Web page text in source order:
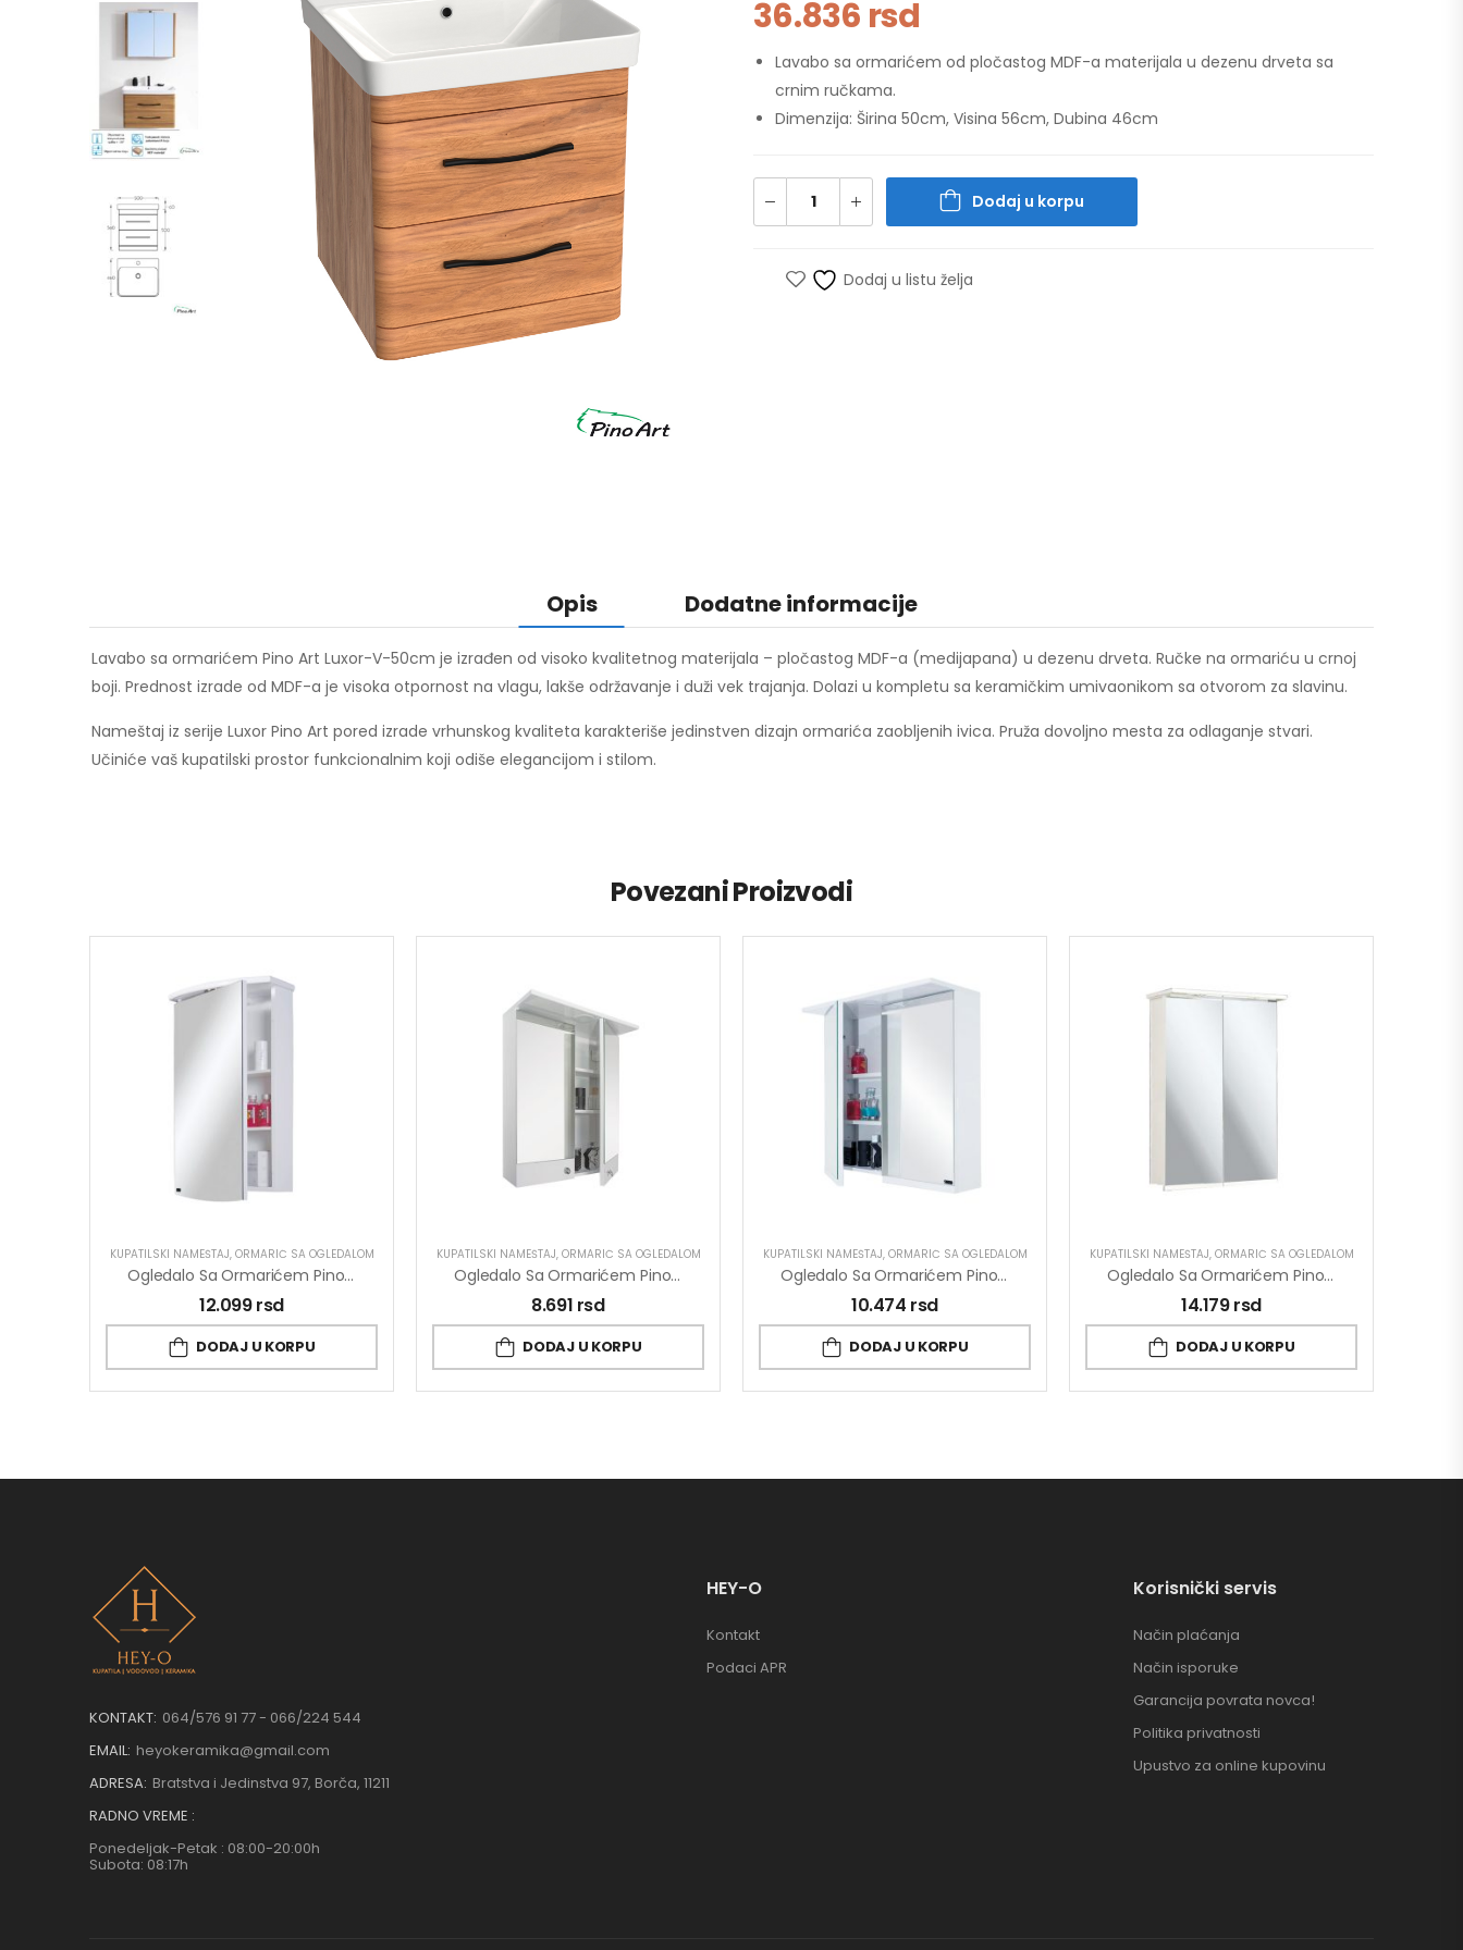
36.836 rsd
Lavabo sa ormarićem od pločastog MDF-a materijala u dezenu drveta sa
crnim ručkama.
Dimenzija: Širina 50cm, Visina 56cm, Dubina 46cm
Dodaj u korpu
Dodaj u listu želja
Opis Dodatne informacije
Lavabo sa ormarićem Pino Art Luxor-V-50cm je izrađen od visoko kvalitetnog materijala – pločastog MDF-a (medijapana) u dezenu drveta. Ručke na ormariću u crnoj
boji. Prednost izrade od MDF-a je visoka otpornost na vlagu, lakše održavanje i duži vek trajanja. Dolazi u kompletu sa keramičkim umivaonikom sa otvorom za slavinu.
Nameštaj iz serije Luxor Pino Art pored izrade vrhunskog kvaliteta karakteriše jedinstven dizajn ormarića zaobljenih ivica. Pruža dovoljno mesta za odlaganje stvari.
Učiniće vaš kupatilski prostor funkcionalnim koji odiše elegancijom i stilom.
Povezani Proizvodi
KUPATILSKI NAMEŠTAJ, ORMARIĆ SA OGLEDALOM
Ogledalo Sa Ormarićem Pino Art Mond 0142 43.4cm
12.099rsd
DODAJ U KORPU
KUPATILSKI NAMEŠTAJ, ORMARIĆ SA OGLEDALOM
Ogledalo Sa Ormarićem Pino Art Link 0568 59.2cm
8.691 rsd
DODAJ U KORPU
KUPATILSKI NAMEŠTAJ, ORMARIĆ SA OGLEDALOM
Ogledalo Sa Ormarićem Pino Art Tempo 0562 58cm
10.474 rsd
DODAJ U KORPU
KUPATILSKI NAMEŠTAJ, ORMARIĆ SA OGLEDALOM
Ogledalo Sa Ormarićem Pino Art Mond 0036 64cm
14.179rsd
DODAJ U KORPU
KONTAKT: 064/576 91 77 - 066/224 544
EMAIL: heyokeramika@gmail.com
ADRESA: Bratstva i Jedinstva 97, Borča, 11211
RADNO VREME :
Ponedeljak-Petak : 08:00-20:00h
Subota: 08:17h
HEY-O
Kontakt
Podaci APR
Korisnički servis
Način plaćanja
Način isporuke
Garancija povrata novca!
Politika privatnosti
Upustvo za online kupovinu